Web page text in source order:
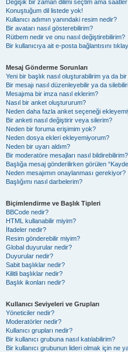
Değişik bir zaman dilimi seçtim ama saatler
Konuştuğum dil listede yok!
Kullanıcı adımın yanındaki resim nedir?
Bir avatarı nasıl gösterebilirim?
Rütbem nedir ve onu nasıl değiştirebilirim?
Bir kullanıcıya ait e-posta bağlantısını
Mesaj Gönderme Sorunları
Yeni bir başlık nasıl oluşturabilirim ya da
Bir mesajı nasıl düzenleyebilir ya da
Mesajıma bir imza nasıl eklerim?
Nasıl bir anket oluştururum?
Neden daha fazla anket seçeneği
Bir anketi nasıl değiştirir veya silerim?
Neden bir foruma erişimim yok?
Neden dosya ekleri ekleyemiyorum?
Neden bir uyarı aldım?
Bir moderatöre mesajları nasıl bildirebilirim?
Başlığa mesaj gönderilirken görülen
Neden mesajımın onaylanması gerekiyor?
Başlığımı nasıl darbelerim?
Biçimlendirme ve Başlık Tipleri
BBCode nedir?
HTML kullanabilir miyim?
İfadeler nedir?
Resim gönderebilir miyim?
Global duyurular nedir?
Duyurular nedir?
Sabit başlıklar nedir?
Kilitli başlıklar nedir?
Başlık ikonları nedir?
Kullanıcı Seviyeleri ve Grupları
Yöneticiler nedir?
Moderatörler nedir?
Kullanıcı grupları nedir?
Bir kullanıcı grubuna nasıl katılabilirim?
Bir kullanıcı grubunun lideri olmak için ne